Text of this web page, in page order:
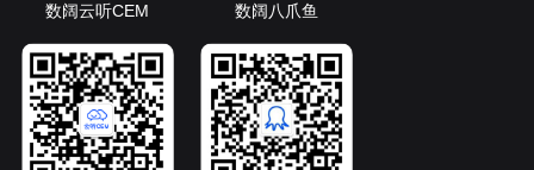
数阔云听CEM 数阔八爪鱼